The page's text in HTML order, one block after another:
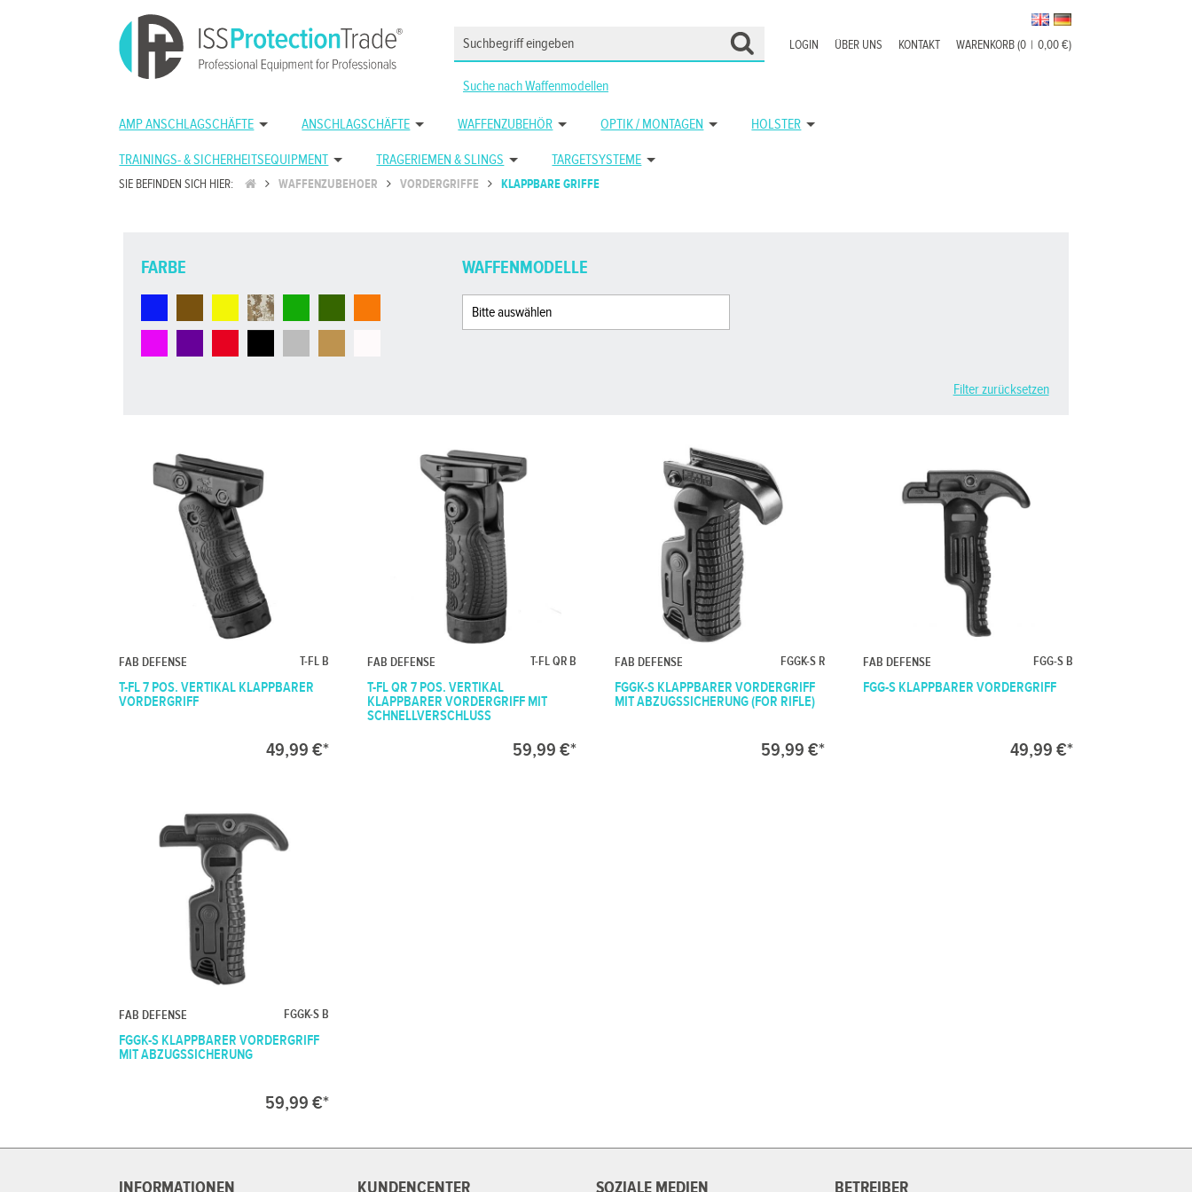
WARENKORB (0 | 0,00 €)
KONTAKT
ÜBER UNS
LOGIN
Suche nach Waffenmodellen
AMP ANSCHLAGSCHÄFTE ANSCHLAGSCHÄFTE WAFFENZUBEHÖR OPTIK / MONTAGEN HOLSTER
TRAININGS- & SICHERHEITSEQUIPMENT TRAGERIEMEN & SLINGS TARGETSYSTEME
SIE BEFINDEN SICH HIER: WAFFENZUBEHOER VORDERGRIFFE KLAPPBARE GRIFFE
FARBE WAFFENMODELLE
Filter zurücksetzen
FAB DEFENSE T-FL B
T-FL 7 POS. VERTIKAL KLAPPBARER
VORDERGRIFF
49,99 €*
FAB DEFENSE T-FL QR B
T-FL QR 7 POS. VERTIKAL
KLAPPBARER VORDERGRIFF MIT
SCHNELLVERSCHLUSS
59,99 €*
FAB DEFENSE FGGK-S R
FGGK-S KLAPPBARER VORDERGRIFF
MIT ABZUGSSICHERUNG (FOR RIFLE)
59,99 €*
FAB DEFENSE FGG-S B
FGG-S KLAPPBARER VORDERGRIFF
49,99 €*
FAB DEFENSE FGGK-S B
FGGK-S KLAPPBARER VORDERGRIFF
MIT ABZUGSSICHERUNG
59,99 €*